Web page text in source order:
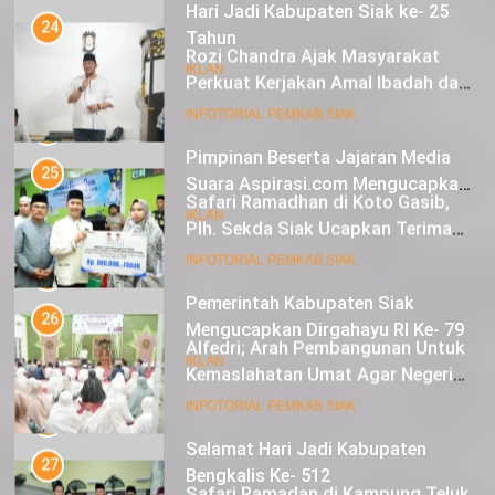
Hari Jadi Kabupaten Siak ke- 25
Tahun
IKLAN
12
Pimpinan Beserta Jajaran Media
Suara Aspirasi.com Mengucapkan
Selamat HUT RI Ke-79
IKLAN
13
Pemerintah Kabupaten Siak
Mengucapkan Dirgahayu RI Ke- 79
IKLAN
14
Selamat Hari Jadi Kabupaten
Bengkalis Ke- 512
25
Safari Ramadhan di Koto Gasib,
Plh. Sekda Siak Ucapkan Terima
Kasih Atas Bantuan Untuk Warga
26
Alfedri; Arah Pembangunan Untuk
Kemaslahatan Umat Agar Negeri
Mendapat Berkah
27
Safari Ramadan di Kampung Teluk
Merbau, Bupati Alfedri Tekankan
Pentingnya Zakat
28